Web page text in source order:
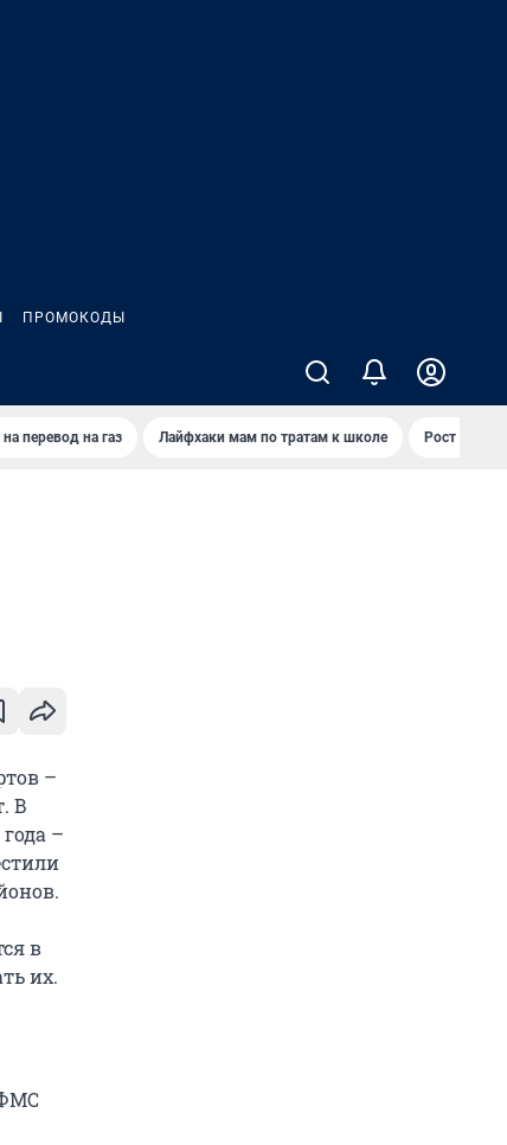
ПРОМОКОДЫ
на перевод на газ Лайфхаки мам по тратам к школе Рост цен на
–
В
–
в
их.